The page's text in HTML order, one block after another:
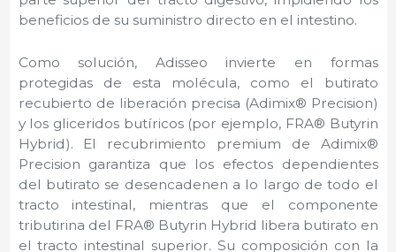
beneficios de su suministro directo en el intestino.
Como solución, Adisseo invierte en formas
protegidas de esta molécula, como el butirato
recubierto de liberación precisa (Adimix® Precision)
y los gliceridos butíricos (por ejemplo, FRA® Butyrin
Hybrid). El recubrimiento premium de Adimix®
Precision garantiza que los efectos dependientes
del butirato se desencadenen a lo largo de todo el
tracto intestinal, mientras que el componente
tributirina del FRA® Butyrin Hybrid libera butirato en
el tracto intestinal superior. Su composición con la